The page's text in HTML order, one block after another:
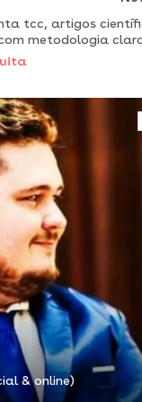
tcc, artigos
metodologia
& online)